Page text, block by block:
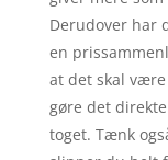
Derudover har
en
at det skal
gøre det
toget. Tænk